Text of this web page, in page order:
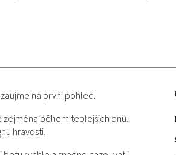
na první pohled.
během teplejších dnů.
hravosti.